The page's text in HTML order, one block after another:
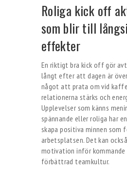
Roliga kick off
som blir till
effekter
En riktigt bra kick off gör
långt efter att dagen är
något att prata om vid
relationerna stärks och
Upplevelser som känns
spännande eller roliga har
skapa positiva minnen som
arbetsplatsen. Det kan
motivation inför kommande
förbättrad teamkultur.